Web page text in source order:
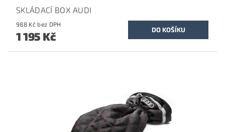
SKLÁDACÍ BOX AUDI
988 Kč bez DPH
1 195 Kč